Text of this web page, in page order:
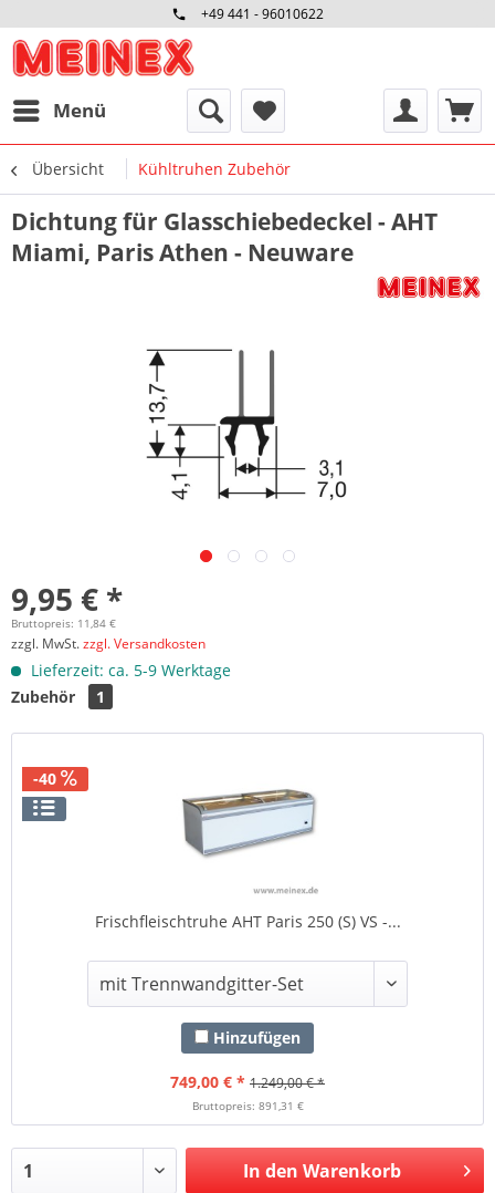
+49 441 - 96010622
Menü
Übersicht Kühltruhen Zubehör
Dichtung für Glasschiebedeckel - AHT
Miami, Paris Athen - Neuware
9,95 € *
Bruttopreis: 11,84 €
zzgl. MwSt.zzgl. Versandkosten
Lieferzeit: ca. 5-9 Werktage
Zubehör
1
-40
Frischfleischtruhe AHT Paris 250 (S) VS -...
Hinzufügen
749,00 € * 1.249,00 € *
Bruttopreis: 891,31 €
In den Warenkorb